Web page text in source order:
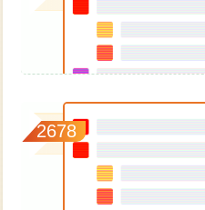
2678